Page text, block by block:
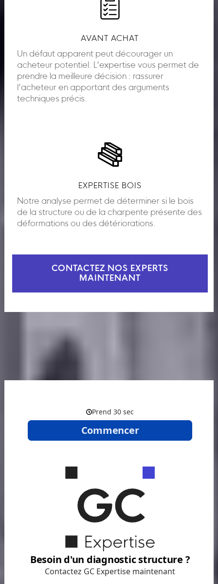
AVANT ACHAT
Un défaut apparent peut décourager un
acheteur potentiel. L’expertise vous permet de
prendre la meilleure décision : rassurer
l’acheteur en apportant des arguments
techniques précis.
EXPERTISE BOIS
Notre analyse permet de déterminer si le bois
de la structure ou de la charpente présente des
déformations ou des détériorations.
CONTACTEZ NOS EXPERTS
MAINTENANT